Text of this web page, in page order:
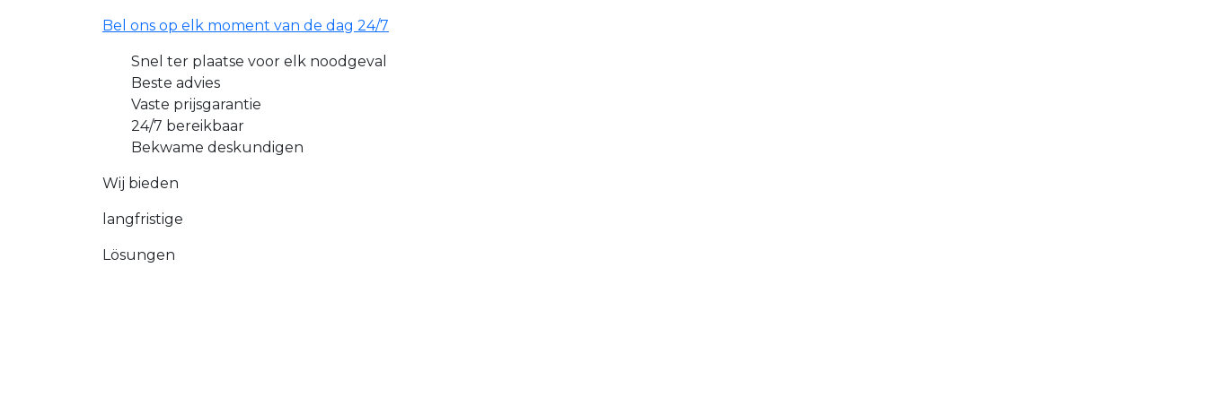
Bel ons op elk moment van de dag 24/7
Snel ter plaatse voor elk noodgeval
Beste advies
Vaste prijsgarantie
24/7 bereikbaar
Bekwame deskundigen
Wij bieden
langfristige
Lösungen